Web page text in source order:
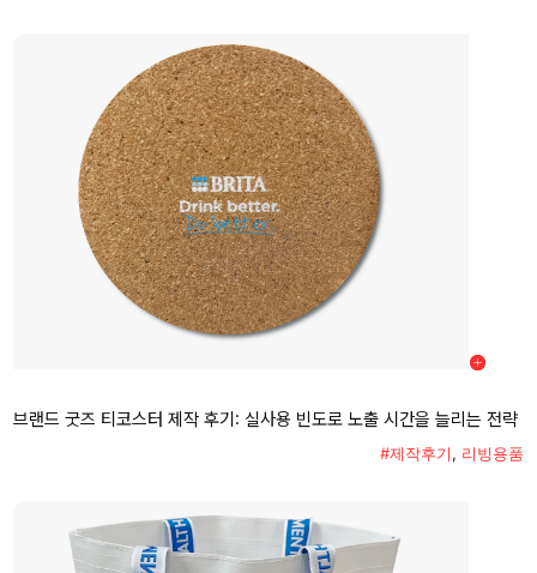
브랜드 굿즈 티코스터 제작 후기: 실사용 빈도로 노출 시간을 늘리는 전략
#제작후기, 리빙용품